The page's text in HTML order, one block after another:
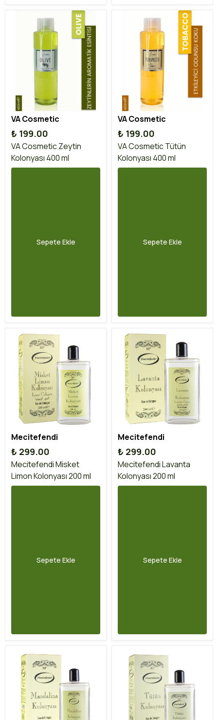
VA Cosmetic
₺ 199.00
VA Cosmetic Zeytin
Kolonyası 400 ml
Sepete Ekle
VA Cosmetic
₺ 199.00
VA Cosmetic Tütün
Kolonyası 400 ml
Sepete Ekle
Mecitefendi
₺ 299.00
Mecitefendi Misket
Limon Kolonyası 200 ml
Sepete Ekle
Mecitefendi
₺ 299.00
Mecitefendi Lavanta
Kolonyası 200 ml
Sepete Ekle